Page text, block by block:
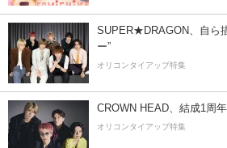
SUPER★DRAGON、自ら
ー”
オリコンタイアップ特集
CROWN HEAD、結成1周
オリコンタイアップ特集